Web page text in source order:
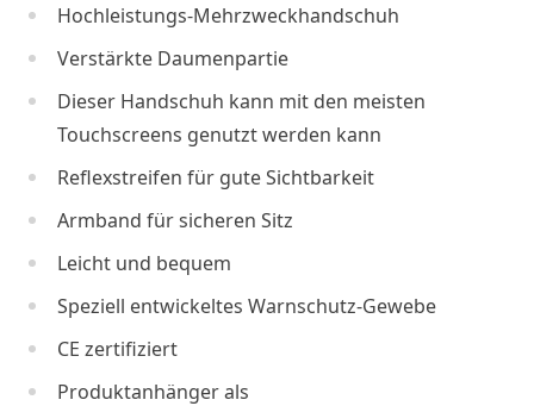
Hochleistungs-Mehrzweckhandschuh
Verstärkte Daumenpartie
Dieser Handschuh kann mit den meisten
Touchscreens genutzt werden kann
Reflexstreifen für gute Sichtbarkeit
Armband für sicheren Sitz
Leicht und bequem
Speziell entwickeltes Warnschutz-Gewebe
CE zertifiziert
Produktanhänger als